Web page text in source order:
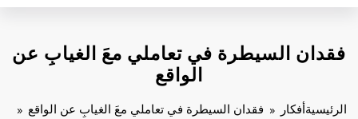
فقدان السيطرة في تعاملي معَ الغيابِ عن
الواقع
الرئيسيةأفكار فقدان السيطرة في تعاملي معَ الغيابِ عن الواقع